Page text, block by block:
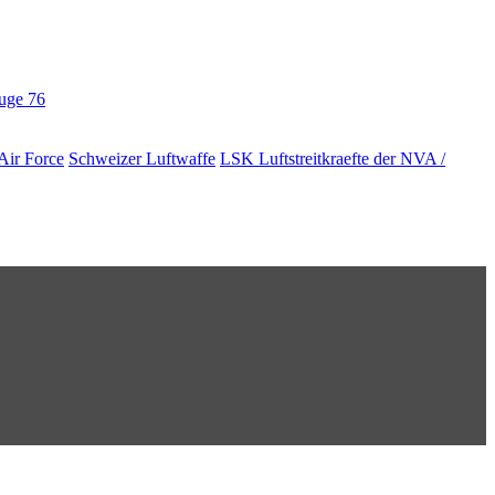
76
Force Schweizer Luftwaffe LSK Luftstreitkraefte der NVA /